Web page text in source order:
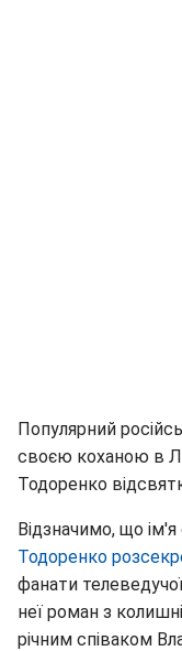
Популярний
своєю коханою в
Тодоренко
Відзначимо, що
Тодоренко
фанати
неї роман з
річним співаком